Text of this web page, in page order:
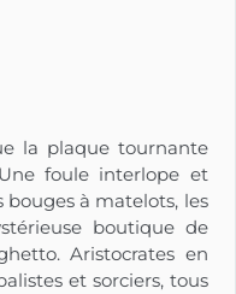
la plaque tournante
foule interlope et
bouges à matelots, les
boutique de
Aristocrates en
et sorciers, tous